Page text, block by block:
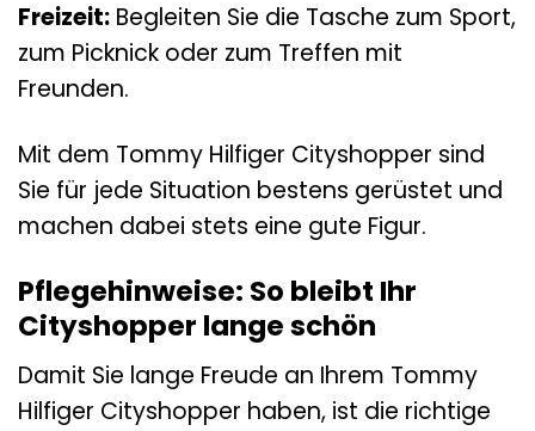
Freizeit: Begleiten Sie die Tasche zum Sport,
zum Picknick oder zum Treffen mit
Freunden.
Mit dem Tommy Hilfiger Cityshopper sind
Sie für jede Situation bestens gerüstet und
machen dabei stets eine gute Figur.
Pflegehinweise: So bleibt Ihr
Cityshopper lange schön
Damit Sie lange Freude an Ihrem Tommy
Hilfiger Cityshopper haben, ist die richtige